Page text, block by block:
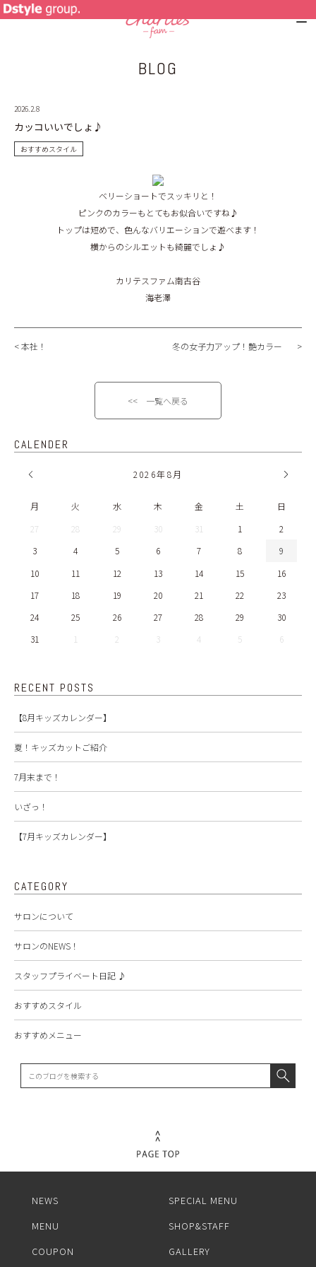
SPECIAL MENU
MENU
COUPON
BLOG
BLOG
2026.2.8
カッコいいでしょ♪
おすすめスタイル
ベリーショートでスッキリと！
ピンクのカラーもとてもお似合いですね♪
トップは短めで、色んなバリエーションで遊べます！
横からのシルエットも綺麗でしょ♪
カリテスファム南古谷
海老澤
本社！ 冬の女子力アップ！艶カラー
<< 一覧へ戻る
CALENDER
2026年8月
月 火 水 木 金 土
日
27
28 29 30 31 1
2
3
4 5 6 7 8
9
10
11 12 13 14 15
16
17
18 19 20 21 22
23
24
25 26 27 28 29
30
31
1 2 3 4 5 6
RECENT POSTS
【8月キッズカレンダー】
夏！キッズカットご紹介
7月末まで！
いざっ！
【7月キッズカレンダー】
CATEGORY
サロンについて
サロンのNEWS！
スタッフプライベート日記 ♪
おすすめスタイル
おすすめメニュー
NEWS
SPECIAL MENU
MENU
SHOP&STAFF
COUPON
GALLERY